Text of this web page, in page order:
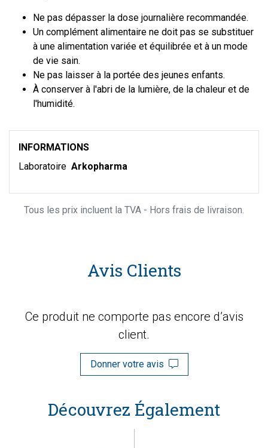
Ne pas dépasser la dose journalière recommandée.
Un complément alimentaire ne doit pas se substituer
à une alimentation variée et équilibrée et à un mode
de vie sain.
Ne pas laisser à la portée des jeunes enfants.
À conserver à l'abri de la lumière, de la chaleur et de
l'humidité.
INFORMATIONS
Laboratoire Arkopharma
Tous les prix incluent la TVA - Hors frais de livraison.
Avis Clients
Ce produit ne comporte pas encore d’avis
client.
Donner votre avis
Découvrez Également